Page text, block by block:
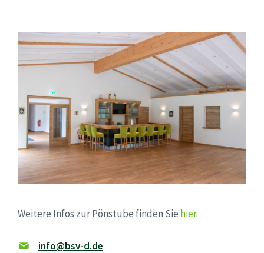
Weitere Infos zur Pönstube finden Sie hier.
info@bsv-d.de